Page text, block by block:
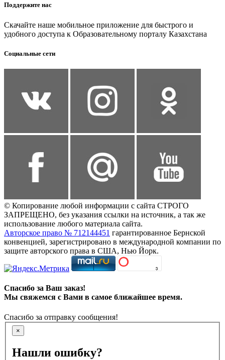
Поддержите нас
Скачайте наше мобильное приложение для быстрого и
удобного доступа к Образовательному порталу Казахстана
Социальные сети
© Копирование любой информации с сайта СТРОГО
ЗАПРЕЩЕНО, без указания ссылки на источник, а так же
использование любого материала сайта.
Авторское право № 712144451 гарантированное Бернской
конвенцией, зарегистрировано в международной компании по
защите авторского права в США, Нью Йорк.
Спасибо за Ваш заказ!
Мы свяжемся с Вами в самое ближайшее время.
Спасибо за отправку сообщения!
×
Нашли ошибку?